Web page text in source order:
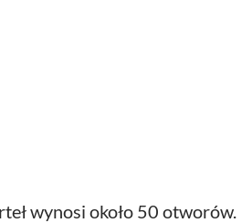
wynosi około 50 otworów.